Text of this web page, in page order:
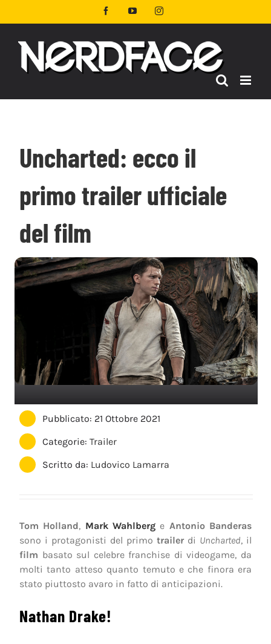
al
FacebookYouTubeInstagram
Uncharted: ecco il
primo trailer ufficiale
del film
Pubblicato: 21 Ottobre 2021
Categorie:Trailer
Scritto da: Ludovico Lamarra
Tom Holland, Mark Wahlberg e Antonio Banderas
sono i protagonisti del primo trailer di Uncharted, il
film basato sul celebre franchise di videogame, da
molti tanto atteso quanto temuto e che finora era
stato piuttosto avaro in fatto di anticipazioni.
Nathan Drake!